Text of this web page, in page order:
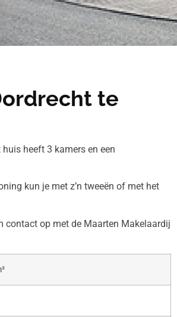
te
heeft 3 kamers en een
kun je met z’n tweeën of met het
contact op met de Maarten Makelaardij